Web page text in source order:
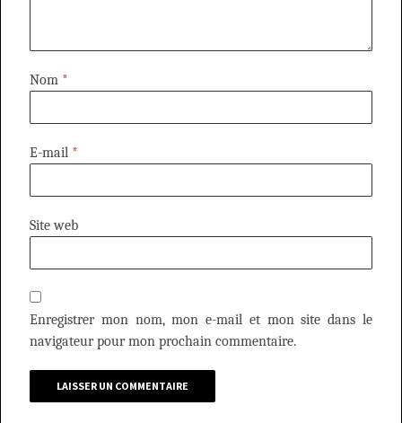
Nom *
E-mail *
Site web
Enregistrer mon nom, mon e-mail et mon site dans le
navigateur pour mon prochain commentaire.